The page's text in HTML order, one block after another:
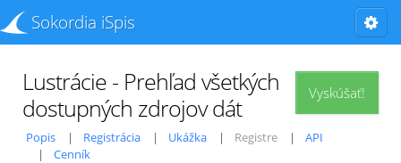
Sokordia iSpis
Vyskúšať!
Lustrácie - Prehľad všetkých
dostupných zdrojov dát
Popis Registrácia Ukážka Registre
API
Cenník